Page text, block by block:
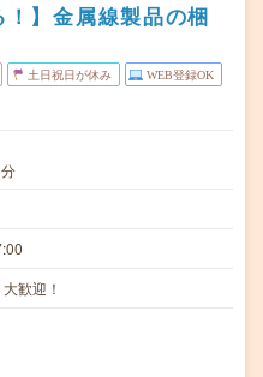
！】金属線製品の梱
土日祝日が休み WEB登録OK
歓迎！